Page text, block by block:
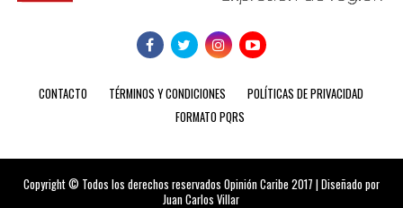
CONTACTO TÉRMINOS Y CONDICIONES
POLÍTICAS DE PRIVACIDAD
FORMATO PQRS
Copyright © Todos los derechos reservados Opinión Caribe 2017 | Diseñado por
Juan Carlos Villar